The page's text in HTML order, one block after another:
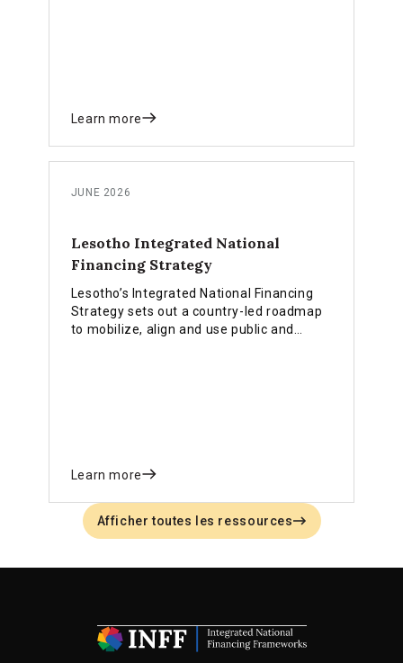
Learn more
JUNE 2026
Lesotho Integrated National
Financing Strategy
Lesotho’s Integrated National Financing
Strategy sets out a country-led roadmap
to mobilize, align and use public and
Learn more
Afficher toutes les ressources